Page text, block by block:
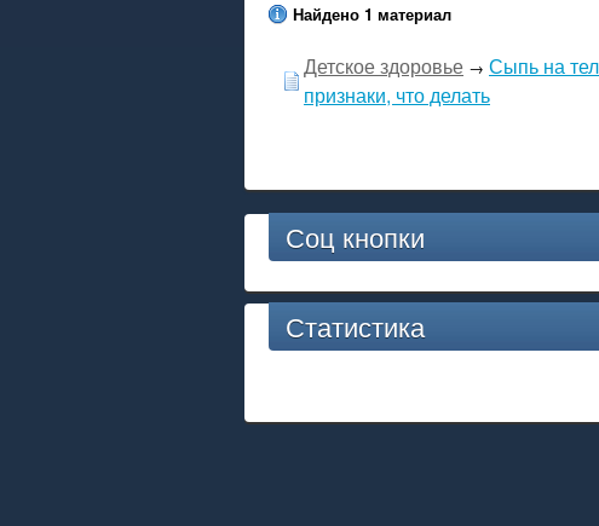
Найдено 1 материал
Детское здоровье → Сыпь на
признаки, что делать
Соц кнопки
Статистика